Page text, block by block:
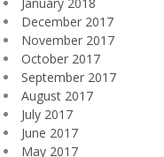
December 2017
November 2017
October 2017
September 2017
August 2017
July 2017
June 2017
May 2017